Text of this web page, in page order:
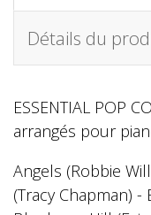
Détails du
ESSENTIAL POP
arrangés pour
Angels (Robbie
(Tracy Chapman) -